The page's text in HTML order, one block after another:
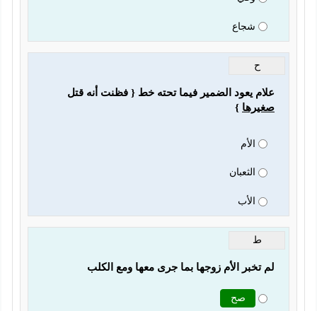
شجاع
ح
علام يعود الضمير فيما تحته خط { فظنت أنه قتل
صغيرها }
الأم
الثعبان
الأب
ط
لم تخبر الأم زوجها بما جرى معها ومع الكلب
صح